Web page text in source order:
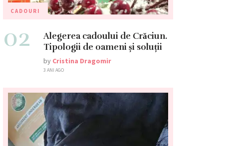
CADOURI
02
Alegerea cadoului de Crăciun.
Tipologii de oameni și soluții
by Cristina Dragomir
3 ANI AGO